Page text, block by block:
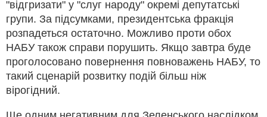
"відгризати" у "слуг народу" окремі депутатські
групи. За підсумками, президентська фракція
розпадеться остаточно. Можливо проти обох
НАБУ також справи порушить. Якщо завтра буде
проголосовано повернення повноважень НАБУ, то
такий сценарій розвитку подій більш ніж
вірогідний.